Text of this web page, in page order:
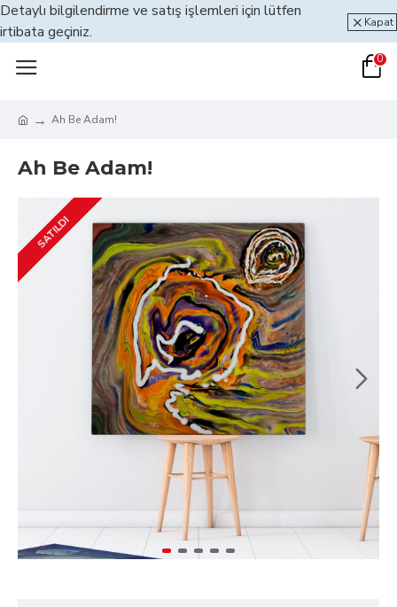
Detaylı bilgilendirme ve satış işlemleri için lütfen
irtibata geçiniz.
Kapat
0
Ah Be Adam!
Ah Be Adam!
SATILDI